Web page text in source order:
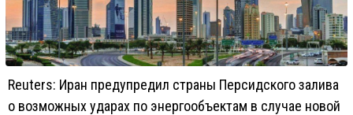
Reuters: Иран предупредил страны Персидского залива
о возможных ударах по энергообъектам в случае новой